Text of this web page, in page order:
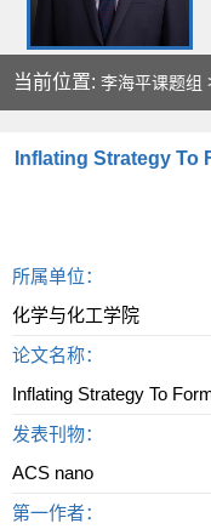
当前位置:李海平课题组
Inflating Strategy To
所属单位：
化学与化工学院
论文名称：
Inflating Strategy To
发表刊物：
ACS nano
第一作者：